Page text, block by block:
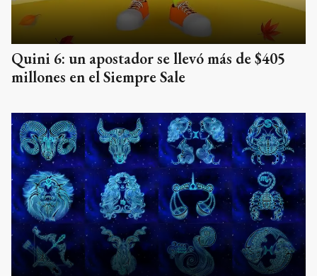
Quini 6: un apostador se llevó más de $405
millones en el Siempre Sale